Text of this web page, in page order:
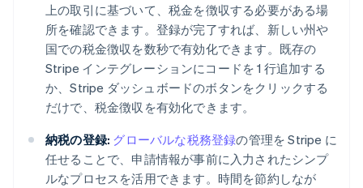
上の取引に基づいて、税金を徴収する必要がある場
所を確認できます。登録が完了すれば、新しい州や
国での税金徴収を数秒で有効化できます。既存の
Stripe インテグレーションにコードを 1 行追加する
か、Stripe ダッシュボードのボタンをクリックする
だけで、税金徴収を有効化できます。
納税の登録: グローバルな税務登録の管理を Stripe に
任せることで、申請情報が事前に入力されたシンプ
ルなプロセスを活用できます。時間を節約しなが